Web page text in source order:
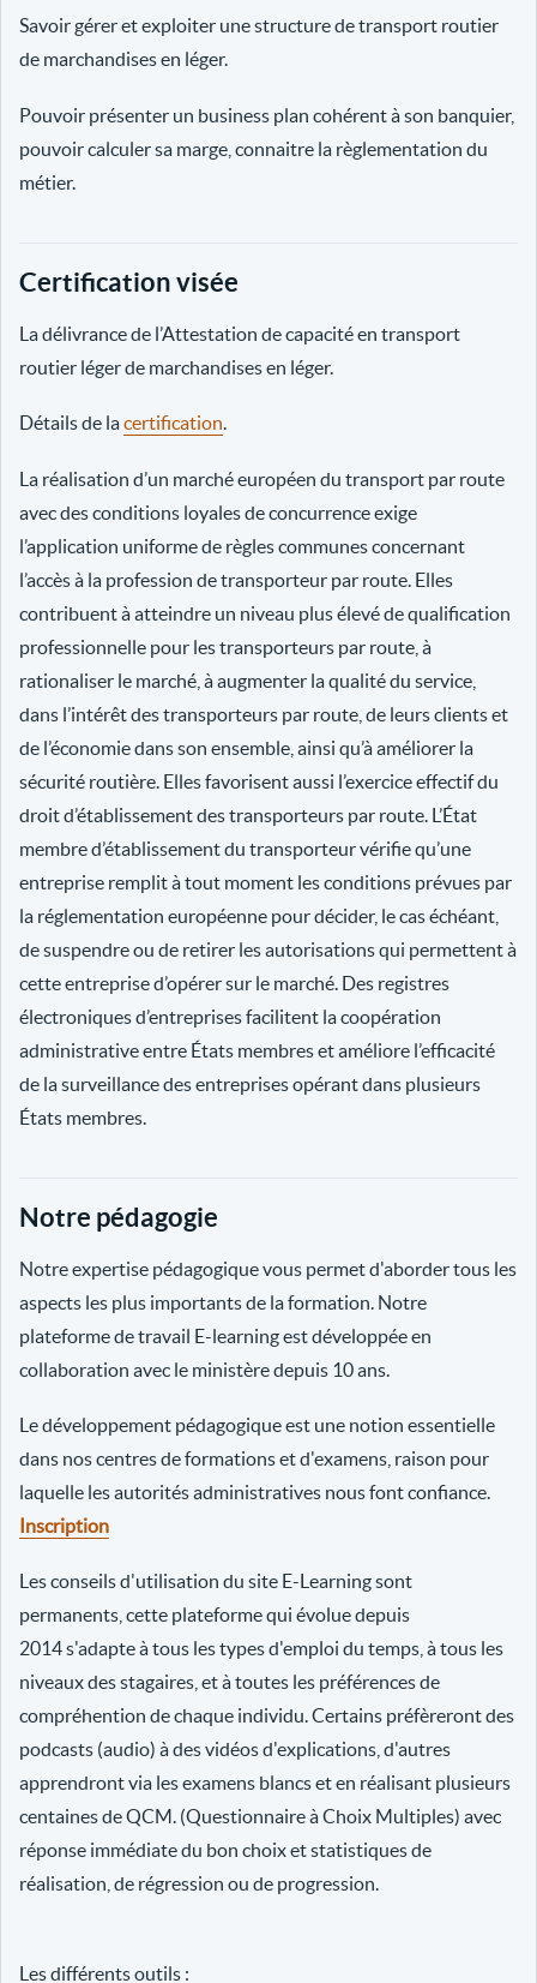
Savoir gérer et exploiter une structure de transport routier
de marchandises en léger.
Pouvoir présenter un business plan cohérent à son banquier,
pouvoir calculer sa marge, connaitre la règlementation du
métier.
Certification visée
La délivrance de l’Attestation de capacité en transport
routier léger de marchandises en léger.
Détails de lacertification.
La réalisation d’un marché européen du transport par route
avec des conditions loyales de concurrence exige
l’application uniforme de règles communes concernant
l’accès à la profession de transporteur par route. Elles
contribuent à atteindre un niveau plus élevé de qualification
professionnelle pour les transporteurs par route, à
rationaliser le marché, à augmenter la qualité du service,
dans l’intérêt des transporteurs par route, de leurs clients et
de l’économie dans son ensemble, ainsi qu’à améliorer la
sécurité routière. Elles favorisent aussi l’exercice effectif du
droit d’établissement des transporteurs par route. L’État
membre d’établissement du transporteur vérifie qu’une
entreprise remplit à tout moment les conditions prévues par
la réglementation européenne pour décider, le cas échéant,
de suspendre ou de retirer les autorisations qui permettent à
cette entreprise d’opérer sur le marché. Des registres
électroniques d’entreprises facilitent la coopération
administrative entre États membres et améliore l’efficacité
de la surveillance des entreprises opérant dans plusieurs
États membres.
Notre pédagogie
Notre expertise pédagogique vous permet d'aborder tous les
aspects les plus importants de la formation. Notre
plateforme de travail E-learning est développée en
collaboration avec le ministère depuis 10 ans.
Le développement pédagogique est une notion essentielle
dans nos centres de formations et d'examens, raison pour
laquelle les autorités administratives nous font confiance.
Inscription
Les conseils d'utilisation du site E-Learning sont
permanents, cette plateforme qui évolue depuis
2014 s'adapte à tous les types d'emploi du temps, à tous les
niveaux des stagaires, et à toutes les préférences de
compréhention de chaque individu. Certains préfèreront des
podcasts (audio) à des vidéos d'explications, d'autres
apprendront via les examens blancs et en réalisant plusieurs
centaines de QCM. (Questionnaire à Choix Multiples) avec
réponse immédiate du bon choix et statistiques de
réalisation, de régression ou de progression.
Les différents outils :